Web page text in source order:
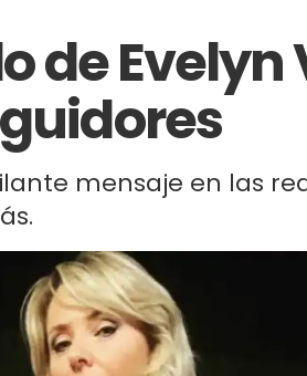
de Evelyn
mensaje en las